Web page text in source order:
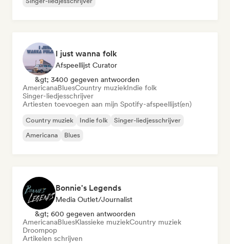
I just wanna folk
Afspeellijst Curator
&gt; 3400 gegeven antwoorden
AmericanaBluesCountry muziekIndie folk
Singer-liedjesschrijver
Artiesten toevoegen aan mijn Spotify-afspeellijst(en)
Country muziek Indie folk
Singer-liedjesschrijver
Americana
Blues
Bonnie's Legends
Media Outlet/Journalist
&gt; 600 gegeven antwoorden
AmericanaBluesKlassieke muziekCountry muziek
Droompop
Artikelen schrijven